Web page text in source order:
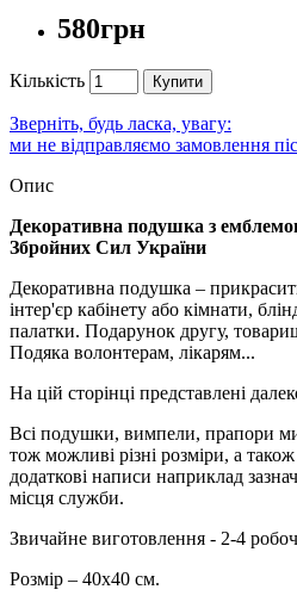
580грн
Кількість Купити
Зверніть, будь ласка, увагу:
ми не відправляємо замовлення
Опис
Декоративна подушка з
Збройних Сил України
Декоративна подушка –
інтер'єр кабінету або кімнати,
палатки. Подарунок другу,
Подяка волонтерам, лікарям...
На цій сторінці представлені
Всі подушки, вимпели, прапори
тож можливі різні розміри, а
додаткові написи наприклад
місця служби.
Звичайне виготовлення - 2-4
Розмір – 40х40 см.